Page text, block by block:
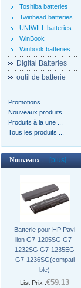
Toshiba batteries
Twinhead batteries
UNIWILL batteries
WinBook
Winbook batteries
Digital Batteries
outil de batterie
Promotions ...
Nouveaux produits ...
Produits à la une ...
Tous les produits ...
Nouveaux - [plus]
Batterie pour HP Pavi
lion G7-1205SG G7-
1232SG G7-1235EG
G7-1236SG(compati
ble)
List Prix :€59.13